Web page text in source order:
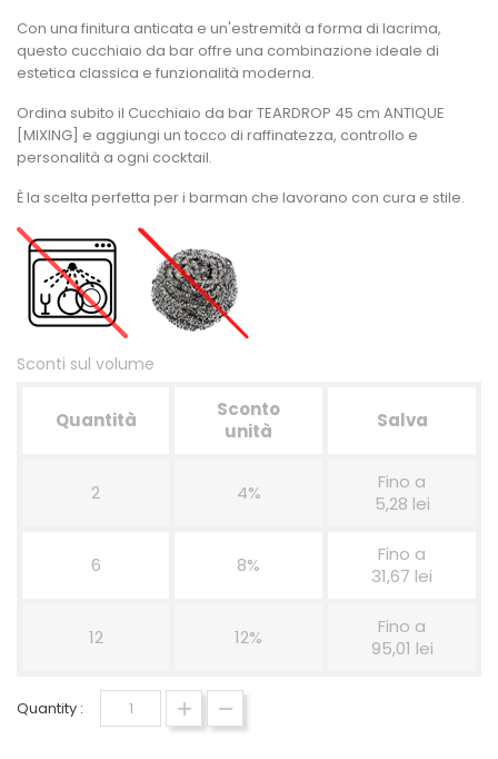
Con una finitura anticata e un'estremità a forma di lacrima,
questo cucchiaio da bar offre una combinazione ideale di
estetica classica e funzionalità moderna.
Ordina subito il Cucchiaio da bar TEARDROP 45 cm ANTIQUE
[MIXING] e aggiungi un tocco di raffinatezza, controllo e
personalità a ogni cocktail.
È la scelta perfetta per i barman che lavorano con cura e stile.
Sconti sul volume
Quantità
Sconto
unità
Salva
2 4%
Fino a
5,28 lei
6 8%
Fino a
31,67 lei
12 12%
Fino a
95,01 lei
Quantity :